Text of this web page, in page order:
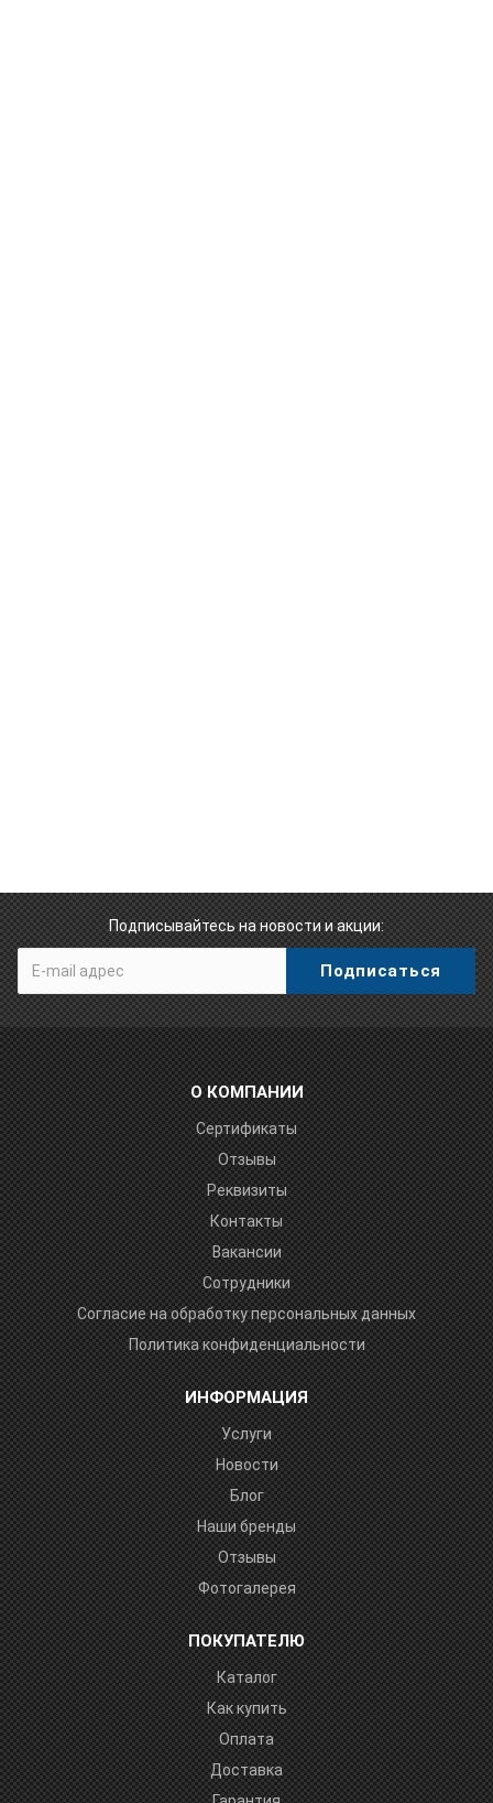
Подписывайтесь на новости и акции:
О КОМПАНИИ
Сертификаты
Отзывы
Реквизиты
Контакты
Вакансии
Сотрудники
Согласие на обработку персональных данных
Политика конфиденциальности
ИНФОРМАЦИЯ
Услуги
Новости
Блог
Наши бренды
Отзывы
Фотогалерея
ПОКУПАТЕЛЮ
Каталог
Как купить
Оплата
Доставка